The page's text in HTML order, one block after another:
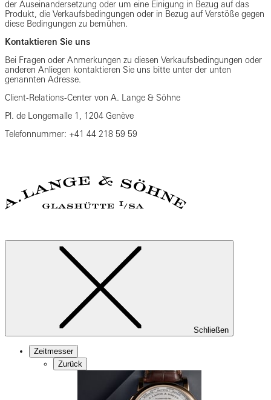
der Auseinandersetzung oder um eine Einigung in Bezug auf das
Produkt, die Verkaufsbedingungen oder in Bezug auf Verstöße gegen
diese Bedingungen zu bemühen.
Kontaktieren Sie uns
Bei Fragen oder Anmerkungen zu diesen Verkaufsbedingungen oder
anderen Anliegen kontaktieren Sie uns bitte unter der unten
genannten Adresse.
Client-Relations-Center von A. Lange & Söhne
Pl. de Longemalle 1, 1204 Genève
Telefonnummer: +41 44 218 59 59
Schließen
Zeitmesser
Zurück